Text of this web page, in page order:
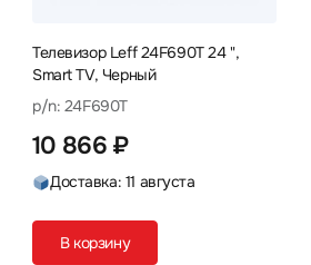
Телевизор Leff 24F690T 24 ",
Smart TV, Черный
p/n: 24F690T
10 866 ₽
Доставка: 11 августа
В корзину